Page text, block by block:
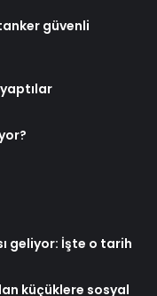
güvenli
geliyor: İşte o tarih
küçüklere sosyal